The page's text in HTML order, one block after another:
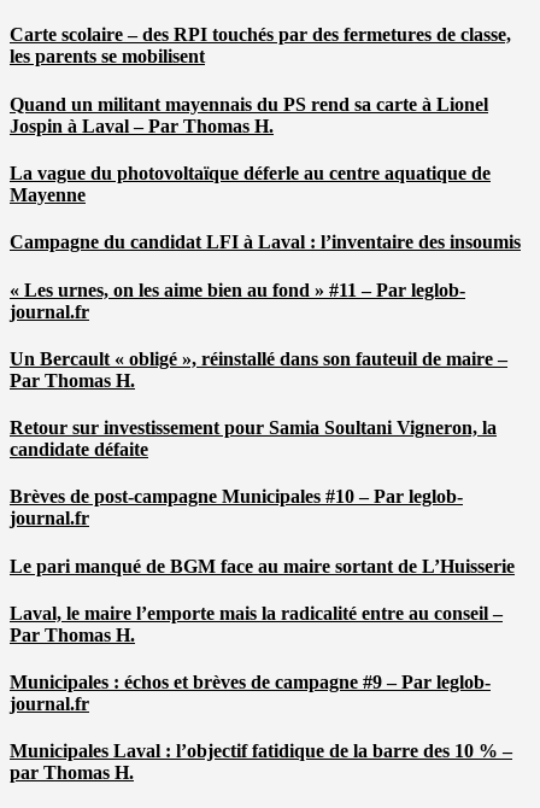
Carte scolaire – des RPI touchés par des fermetures de classe,
les parents se mobilisent
Quand un militant mayennais du PS rend sa carte à Lionel
Jospin à Laval – Par Thomas H.
La vague du photovoltaïque déferle au centre aquatique de
Mayenne
Campagne du candidat LFI à Laval : l’inventaire des insoumis
« Les urnes, on les aime bien au fond » #11 – Par leglob-
journal.fr
Un Bercault « obligé », réinstallé dans son fauteuil de maire –
Par Thomas H.
Retour sur investissement pour Samia Soultani Vigneron, la
candidate défaite
Brèves de post-campagne Municipales #10 – Par leglob-
journal.fr
Le pari manqué de BGM face au maire sortant de L’Huisserie
Laval, le maire l’emporte mais la radicalité entre au conseil –
Par Thomas H.
Municipales : échos et brèves de campagne #9 – Par leglob-
journal.fr
Municipales Laval : l’objectif fatidique de la barre des 10 % –
par Thomas H.